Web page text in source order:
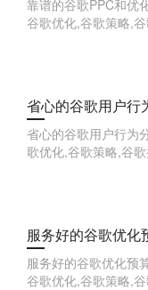
靠谱的谷歌PPC和优
谷歌优化,谷歌策略,
省心的谷歌用户行
省心的谷歌用户行为
歌优化,谷歌策略,谷
服务好的谷歌优化
服务好的谷歌优化预
谷歌优化,谷歌策略,